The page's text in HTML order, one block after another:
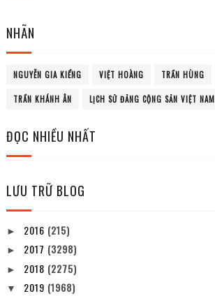
NHÃN
NGUYỄN GIA KIỂNG VIỆT HOÀNG TRẦN HÙNG
TRẦN KHÁNH ÂN LỊCH SỬ ĐẢNG CỘNG SẢN VIỆT NAM
ĐỌC NHIỀU NHẤT
LƯU TRỮ BLOG
► 2016 (215)
► 2017 (3298)
► 2018 (2275)
▼ 2019 (1968)